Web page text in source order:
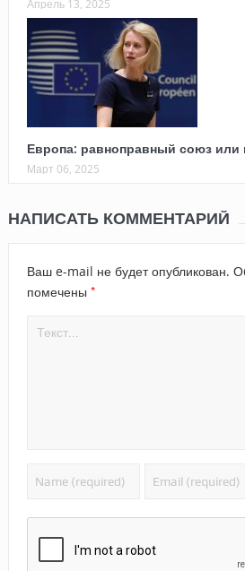
Апрель 13, 2025
Европа: равноправный союз или
Март 06, 2025
НАПИСАТЬ КОММЕНТАРИЙ
Ваш e-mail не будет опубликован.
помечены *